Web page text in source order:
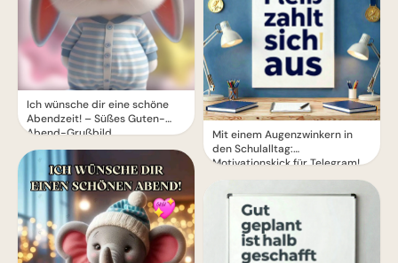
Ich wünsche dir eine schöne
Abendzeit! – Süßes Guten-
Abend-Grußbild
Mit einem Augenzwinkern in
den Schulalltag:
Motivationskick für Telegram!